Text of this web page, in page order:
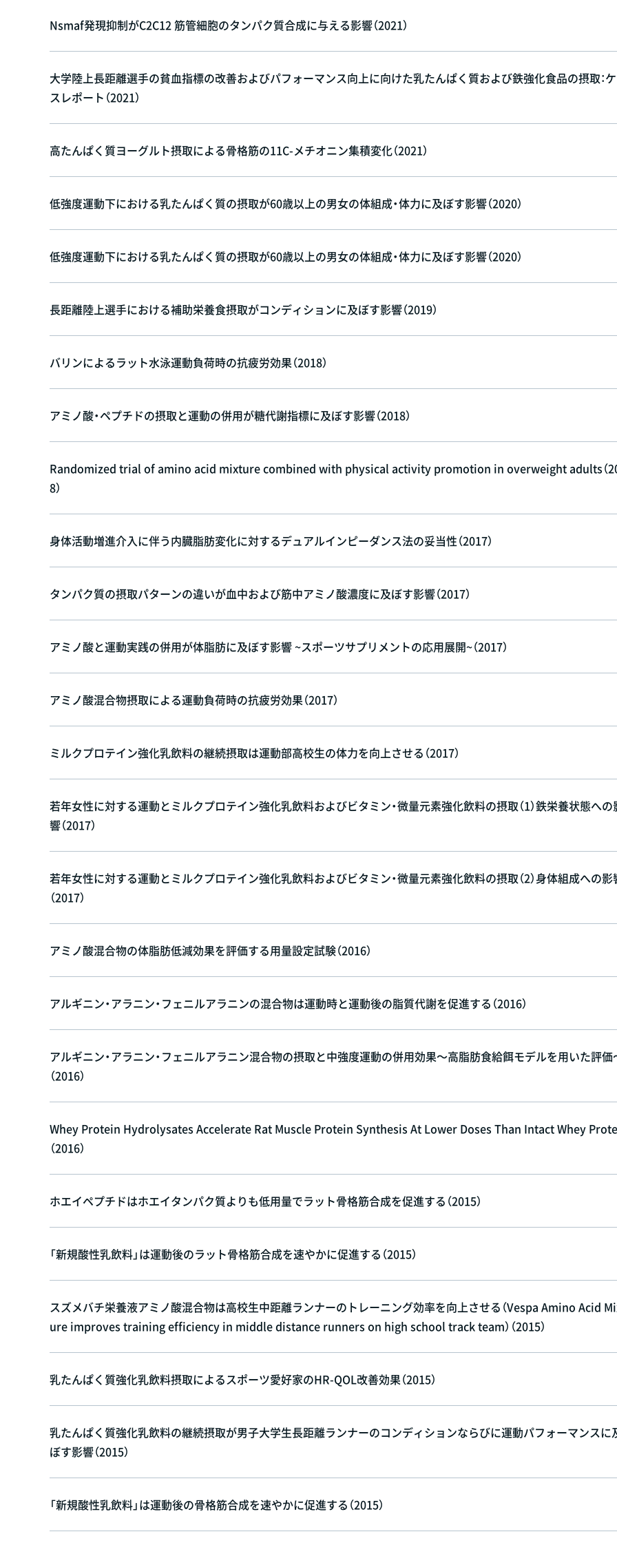
Nsmaf発現抑制がC2C12 筋管細胞のタンパク質合成に与える影響（2021）
大学陸上長距離選手の貧血指標の改善およびパフォーマンス向上に向けた乳たんぱく質および鉄強化食品の摂取：
スレポート（2021）
高たんぱく質ヨーグルト摂取による骨格筋の11C-メチオニン集積変化（2021）
低強度運動下における乳たんぱく質の摂取が60歳以上の男女の体組成・体力に及ぼす影響（2020）
低強度運動下における乳たんぱく質の摂取が60歳以上の男女の体組成・体力に及ぼす影響（2020）
長距離陸上選手における補助栄養食摂取がコンディションに及ぼす影響（2019）
バリンによるラット水泳運動負荷時の抗疲労効果（2018）
アミノ酸・ペプチドの摂取と運動の併用が糖代謝指標に及ぼす影響（2018）
Randomized trial of amino acid mixture combined with physical activity promotion in overweight adults（
8）
身体活動増進介入に伴う内臓脂肪変化に対するデュアルインピーダンス法の妥当性（2017）
タンパク質の摂取パターンの違いが血中および筋中アミノ酸濃度に及ぼす影響（2017）
アミノ酸と運動実践の併用が体脂肪に及ぼす影響 ~スポーツサプリメントの応用展開~（2017）
アミノ酸混合物摂取による運動負荷時の抗疲労効果（2017）
ミルクプロテイン強化乳飲料の継続摂取は運動部高校生の体力を向上させる（2017）
若年女性に対する運動とミルクプロテイン強化乳飲料およびビタミン・微量元素強化飲料の摂取（1）鉄栄養状態への
響（2017）
若年女性に対する運動とミルクプロテイン強化乳飲料およびビタミン・微量元素強化飲料の摂取（2）身体組成への影
（2017）
アミノ酸混合物の体脂肪低減効果を評価する用量設定試験（2016）
アルギニン・アラニン・フェニルアラニンの混合物は運動時と運動後の脂質代謝を促進する（2016）
アルギニン・アラニン・フェニルアラニン混合物の摂取と中強度運動の併用効果～高脂肪食給餌モデルを用いた評価
（2016）
Whey Protein Hydrolysates Accelerate Rat Muscle Protein Synthesis At Lower Doses Than Intact Whey
（2016）
ホエイペプチドはホエイタンパク質よりも低用量でラット骨格筋合成を促進する（2015）
「新規酸性乳飲料」は運動後のラット骨格筋合成を速やかに促進する（2015）
スズメバチ栄養液アミノ酸混合物は高校生中距離ランナーのトレーニング効率を向上させる（Vespa Amino Acid
ure improves training efficiency in middle distance runners on high school track team）（2015）
乳たんぱく質強化乳飲料摂取によるスポーツ愛好家のHR-QOL改善効果（2015）
乳たんぱく質強化乳飲料の継続摂取が男子大学生長距離ランナーのコンディションならびに運動パフォーマンスに
ぼす影響（2015）
「新規酸性乳飲料」は運動後の骨格筋合成を速やかに促進する（2015）